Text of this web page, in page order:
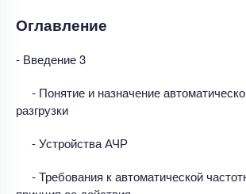
Оглавление
- Введение 3
- Понятие и назначение
разгрузки
- Устройства АЧР
- Требования к автоматической